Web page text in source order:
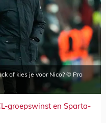
of kies je voor Nico? © Pro
groepswinst en Sparta-